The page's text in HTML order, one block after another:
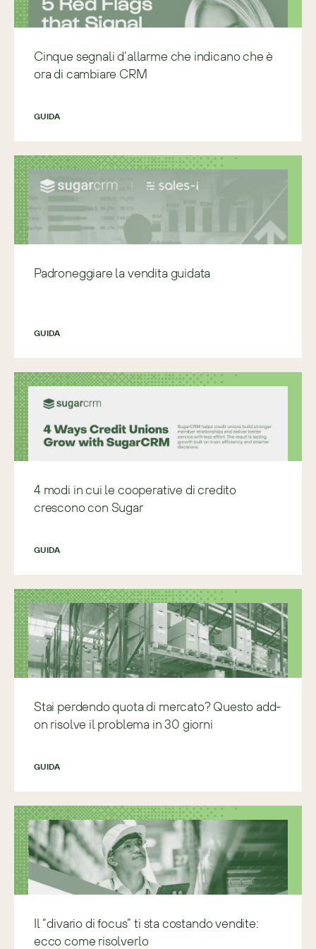
Cinque segnali d’allarme che indicano che è
ora di cambiare CRM
GUIDA
Padroneggiare la vendita guidata
GUIDA
4 modi in cui le cooperative di credito
crescono con Sugar
GUIDA
Stai perdendo quota di mercato? Questo add-
on risolve il problema in 30 giorni
GUIDA
Il “divario di focus” ti sta costando vendite:
ecco come risolverlo